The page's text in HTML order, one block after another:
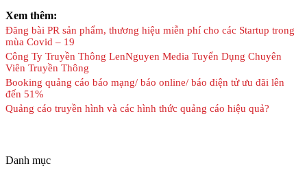
Xem thêm:
Đăng bài PR sản phẩm, thương hiệu miễn phí cho các Startup trong
mùa Covid – 19
Công Ty Truyền Thông LenNguyen Media Tuyển Dụng Chuyên
Viên Truyền Thông
Booking quảng cáo báo mạng/ báo online/ báo điện tử ưu đãi lên
đến 51%
Quảng cáo truyền hình và các hình thức quảng cáo hiệu quả?
Danh mục